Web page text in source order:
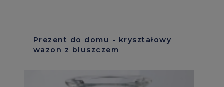
Prezent do domu - kryształowy
wazon z bluszczem